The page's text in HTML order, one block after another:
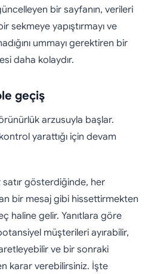
bir sayfanın, verileri
sekmeye yapıştırmayı ve
ummayı gerektiren bir
daha kolaydır.
geçiş
arzusuyla başlar.
yarattığı için devam
satır gösterdiğinde, her
bir mesaj gibi hissettirmekten
haline gelir. Yanıtlara göre
müşterileri ayırabilir,
ve bir sonraki
karar verebilirsiniz. İşte